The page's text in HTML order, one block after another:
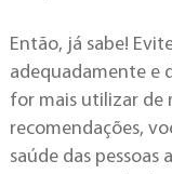
Então, já sabe!
adequadamente e
for mais utilizar de
recomendações,
saúde das pessoas